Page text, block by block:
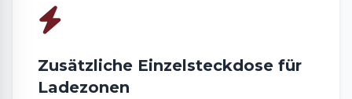
Zusätzliche Einzelsteckdose für
Ladezonen